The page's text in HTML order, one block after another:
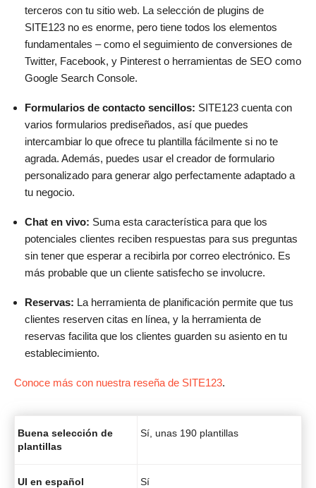
terceros con tu sitio web. La selección de plugins de
SITE123 no es enorme, pero tiene todos los elementos
fundamentales – como el seguimiento de conversiones de
Twitter, Facebook, y Pinterest o herramientas de SEO como
Google Search Console.
Formularios de contacto sencillos: SITE123 cuenta con
varios formularios prediseñados, así que puedes
intercambiar lo que ofrece tu plantilla fácilmente si no te
agrada. Además, puedes usar el creador de formulario
personalizado para generar algo perfectamente adaptado a
tu negocio.
Chat en vivo: Suma esta característica para que los
potenciales clientes reciben respuestas para sus preguntas
sin tener que esperar a recibirla por correo electrónico. Es
más probable que un cliente satisfecho se involucre.
Reservas: La herramienta de planificación permite que tus
clientes reserven citas en línea, y la herramienta de
reservas facilita que los clientes guarden su asiento en tu
establecimiento.
Conoce más con nuestra reseña de SITE123.
Buena selección de
plantillas
Sí, unas 190 plantillas
UI en español Sí